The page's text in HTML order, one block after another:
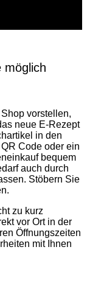
möglich
vorstellen,
neue E-Rezept
in den
Code oder ein
bequem
auch durch
Stöbern Sie
zu kurz
vor Ort in der
Öffnungszeiten
mit Ihnen